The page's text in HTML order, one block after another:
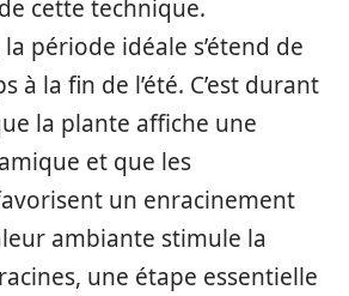
cette technique.
période idéale s’étend de
à la fin de l’été. C’est durant
la plante affiche une
et que les
un enracinement
ambiante stimule la
une étape essentielle